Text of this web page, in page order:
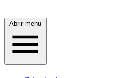
Abrir menu